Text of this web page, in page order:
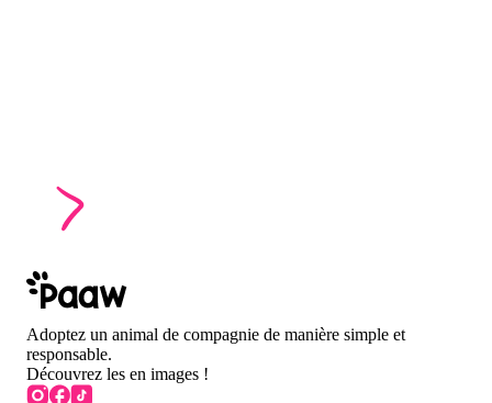
Adoptez un animal de compagnie de manière simple et
responsable.
Découvrez les en images !